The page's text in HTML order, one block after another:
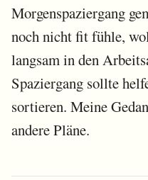
Morgenspaziergang
noch nicht fit fühle,
langsam in den
Spaziergang sollte
sortieren. Meine
andere Pläne.